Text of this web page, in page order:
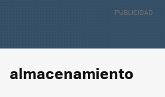
almacenamiento